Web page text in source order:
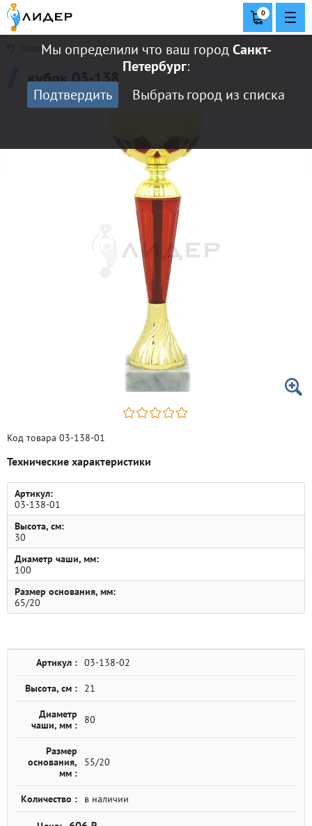
Мы определили что ваш городСанкт-
Петербург:
Подтвердить
Выбрать город из списка
0
Главная
кубок 03-138
Код товара 03-138-01
Технические характеристики
Артикул:
03-138-01
Высота, см:
30
Диаметр чаши, мм:
100
Размер основания, мм:
65/20
Артикул : 03-138-02
Высота, см : 21
Диаметр
чаши, мм :
80
Размер
основания,
мм :
55/20
Количество : в наличии